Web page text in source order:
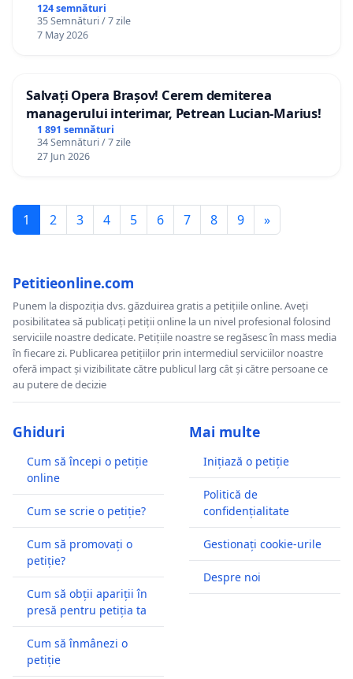
124 semnături
35 Semnături / 7 zile
7 May 2026
Salvați Opera Brașov! Cerem demiterea
managerului interimar, Petrean Lucian-Marius!
1 891 semnături
34 Semnături / 7 zile
27 Jun 2026
1 2 3 4 5 6 7 8 9 »
Petitieonline.com
Punem la dispoziția dvs. găzduirea gratis a petițiile online. Aveți
posibilitatea să publicați petiții online la un nivel profesional folosind
serviciile noastre dedicate. Petițiile noastre se regăsesc în mass media
în fiecare zi. Publicarea petițiilor prin intermediul serviciilor noastre
oferă impact și vizibilitate către publicul larg cât și către persoane ce
au putere de decizie
Ghiduri
Cum să începi o petiție
online
Cum se scrie o petiție?
Cum să promovați o
petiție?
Cum să obții apariții în
presă pentru petiția ta
Cum să înmânezi o
petiție
Mai multe
Inițiază o petiție
Politică de
confidențialitate
Gestionați cookie-urile
Despre noi